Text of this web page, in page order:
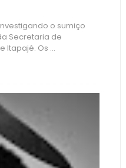
o sumiço
Secretaria de
Itapajé. Os ...